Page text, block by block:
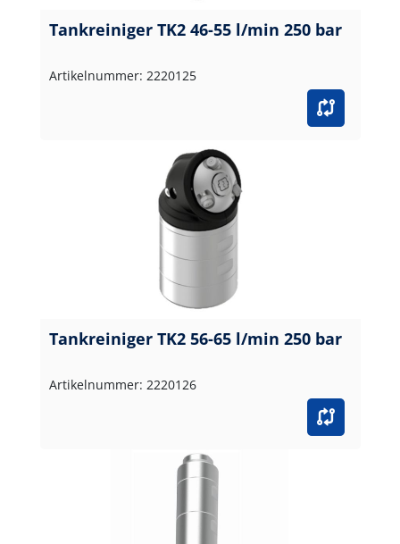
Tankreiniger TK2 46-55 l/min 250 bar
Artikelnummer: 2220125
Tankreiniger TK2 56-65 l/min 250 bar
Artikelnummer: 2220126